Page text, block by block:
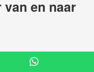
en naar